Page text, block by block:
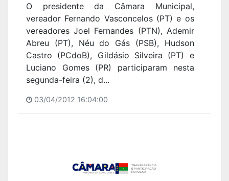
O presidente da Câmara Municipal,
vereador Fernando Vasconcelos (PT) e os
vereadores Joel Fernandes (PTN), Ademir
Abreu (PT), Néu do Gás (PSB), Hudson
Castro (PCdoB), Gildásio Silveira (PT) e
Luciano Gomes (PR) participaram nesta
segunda-feira (2), d...
03/04/2012 16:04:00